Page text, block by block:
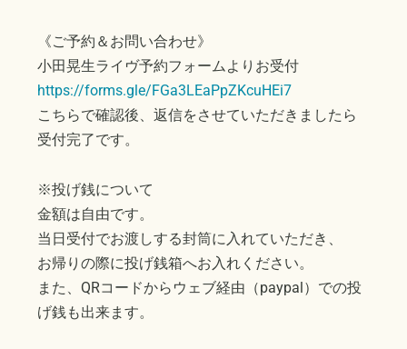
《ご予約＆お問い合わせ》
小田晃生ライヴ予約フォームよりお受付
https://forms.gle/FGa3LEaPpZKcuHEi7
こちらで確認後、返信をさせていただきましたら
受付完了です。
※投げ銭について
金額は自由です。
当日受付でお渡しする封筒に入れていただき、
お帰りの際に投げ銭箱へお入れください。
また、QRコードからウェブ経由（paypal）での投
げ銭も出来ます。